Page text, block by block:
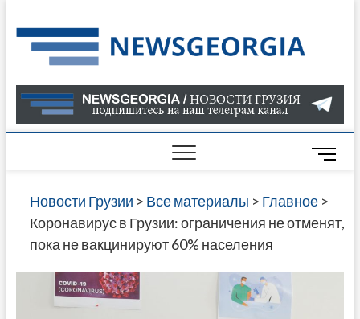
to
content
О
В
ГРУЗИИ
САЙТЕ
M
e
n
u
Новости Грузии > Все материалы > Главное>
Коронавирус в Грузии: ограничения не отменят,
пока не вакцинируют 60% населения